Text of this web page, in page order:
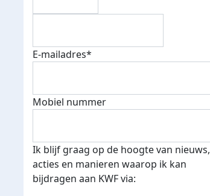
E-mails verstuurd
€500 euro opgehaald: t-shirt
verdiend
E-mailadres*
Mobiel nummer
Ik blijf graag op de hoogte van nieuws,
acties en manieren waarop ik kan
bijdragen aan KWF via: